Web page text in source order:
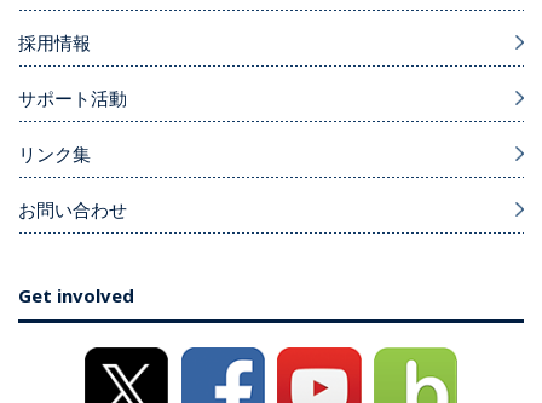
採用情報
サポート活動
リンク集
お問い合わせ
Get involved